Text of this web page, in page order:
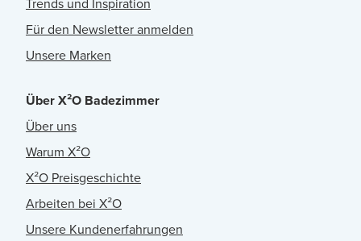
Für den Newsletter anmelden
Unsere Marken
Über X²O Badezimmer
Über uns
Warum X²O
X²O Preisgeschichte
Arbeiten bei X²O
Unsere Kundenerfahrungen